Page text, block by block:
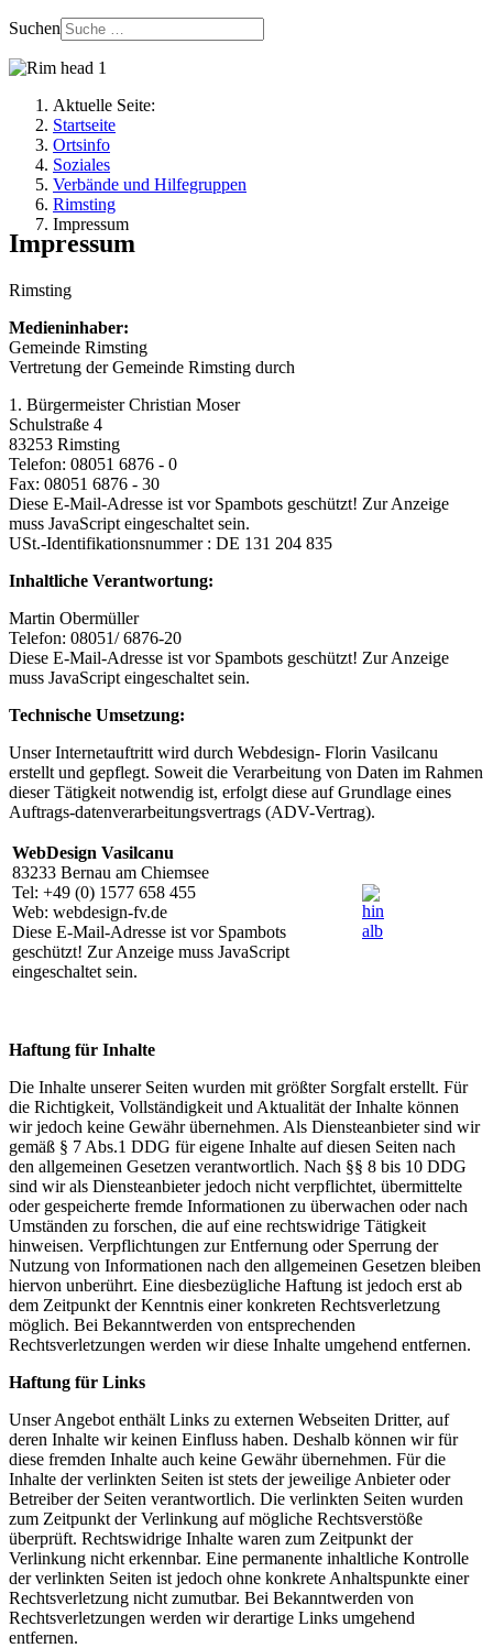
Suchen
Aktuelle Seite:
Startseite
Ortsinfo
Soziales
Verbände und Hilfegruppen
Rimsting
Impressum
Impressum
Rimsting
Medieninhaber:
Gemeinde Rimsting
Vertretung der Gemeinde Rimsting durch
1. Bürgermeister Christian Moser
Schulstraße 4
83253 Rimsting
Telefon: 08051 6876 - 0
Fax: 08051 6876 - 30
Diese E-Mail-Adresse ist vor Spambots geschützt! Zur Anzeige
muss JavaScript eingeschaltet sein.
USt.-Identifikationsnummer : DE 131 204 835
Inhaltliche Verantwortung:
Martin Obermüller
Telefon: 08051/ 6876-20
Diese E-Mail-Adresse ist vor Spambots geschützt! Zur Anzeige
muss JavaScript eingeschaltet sein.
Technische Umsetzung:
Unser Internetauftritt wird durch Webdesign- Florin Vasilcanu
erstellt und gepflegt. Soweit die Verarbeitung von Daten im Rahmen
dieser Tätigkeit notwendig ist, erfolgt diese auf Grundlage eines
Auftrags-datenverarbeitungsvertrags (ADV-Vertrag).
WebDesign Vasilcanu
83233 Bernau am Chiemsee
Tel: +49 (0) 1577 658 455
Web: webdesign-fv.de
Diese E-Mail-Adresse ist vor Spambots
geschützt! Zur Anzeige muss JavaScript
eingeschaltet sein.
Haftung für Inhalte
Die Inhalte unserer Seiten wurden mit größter Sorgfalt erstellt. Für
die Richtigkeit, Vollständigkeit und Aktualität der Inhalte können
wir jedoch keine Gewähr übernehmen. Als Diensteanbieter sind wir
gemäß § 7 Abs.1 DDG für eigene Inhalte auf diesen Seiten nach
den allgemeinen Gesetzen verantwortlich. Nach §§ 8 bis 10 DDG
sind wir als Diensteanbieter jedoch nicht verpflichtet, übermittelte
oder gespeicherte fremde Informationen zu überwachen oder nach
Umständen zu forschen, die auf eine rechtswidrige Tätigkeit
hinweisen. Verpflichtungen zur Entfernung oder Sperrung der
Nutzung von Informationen nach den allgemeinen Gesetzen bleiben
hiervon unberührt. Eine diesbezügliche Haftung ist jedoch erst ab
dem Zeitpunkt der Kenntnis einer konkreten Rechtsverletzung
möglich. Bei Bekanntwerden von entsprechenden
Rechtsverletzungen werden wir diese Inhalte umgehend entfernen.
Haftung für Links
Unser Angebot enthält Links zu externen Webseiten Dritter, auf
deren Inhalte wir keinen Einfluss haben. Deshalb können wir für
diese fremden Inhalte auch keine Gewähr übernehmen. Für die
Inhalte der verlinkten Seiten ist stets der jeweilige Anbieter oder
Betreiber der Seiten verantwortlich. Die verlinkten Seiten wurden
zum Zeitpunkt der Verlinkung auf mögliche Rechtsverstöße
überprüft. Rechtswidrige Inhalte waren zum Zeitpunkt der
Verlinkung nicht erkennbar. Eine permanente inhaltliche Kontrolle
der verlinkten Seiten ist jedoch ohne konkrete Anhaltspunkte einer
Rechtsverletzung nicht zumutbar. Bei Bekanntwerden von
Rechtsverletzungen werden wir derartige Links umgehend
entfernen.